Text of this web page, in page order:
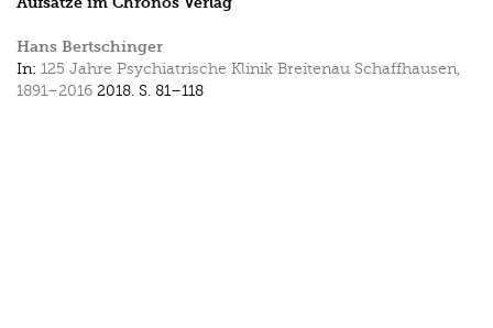
Hans Bertschinger
In: 125 Jahre Psychiatrische Klinik Breitenau Schaffhausen,
1891–2016 2018. S. 81–118